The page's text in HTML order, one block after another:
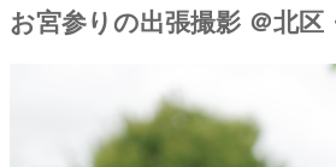
お宮参りの出張撮影 ＠北区